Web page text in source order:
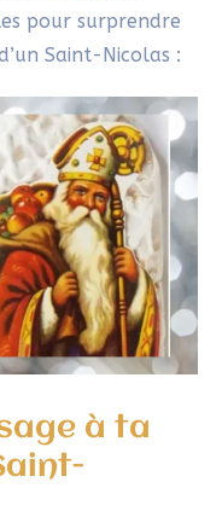
la tradition de
fêtes de fin
au risque de ne
le format réduit !
:
toi »
général:
bonheur chez